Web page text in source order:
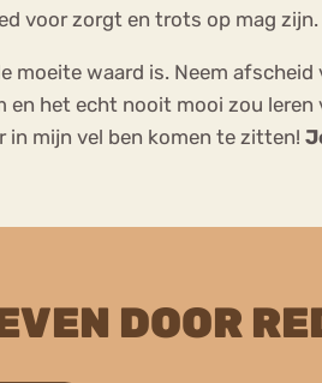
voor zorgt en trots op mag
moeite waard is. Neem
het echt nooit mooi zou leren
in mijn vel ben komen te zitten!
DOOR